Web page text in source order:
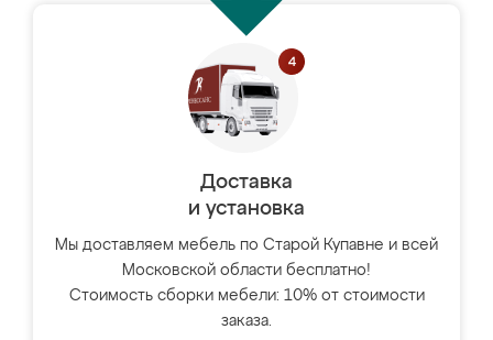
Доставка
и установка
Мы доставляем мебель по Старой Купавне и всей
Московской области бесплатно!
Стоимость сборки мебели: 10% от стоимости
заказа.